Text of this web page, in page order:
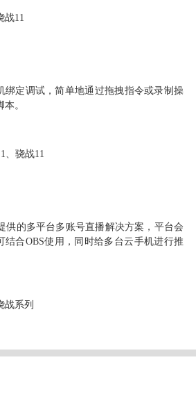
战11
绑定调试，简单地通过拖拽指令或录制操
。
、骁战11
供的多平台多账号直播解决方案，平台会
结合OBS使用，同时给多台云手机进行推
战系列